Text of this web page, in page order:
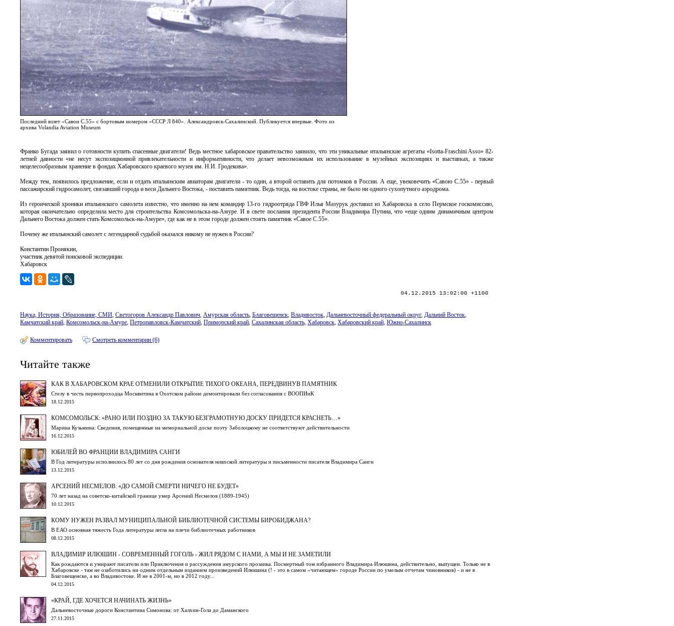
Последний взлет «Савои С.55» с бортовым номером «СССР Л 840». Александровск-Сахалинский. Публикуется впервые. Фото из
архива Volandia Aviation Museum
Франко Бугада заявил о готовности купить спасенные двигатели! Ведь местное хабаровское правительство заявило, что эти уникальные итальянские агрегаты «Isotta-Fraschini Asso» 82-
летней давности «не несут экспозиционной привлекательности и информативности, что делает невозможным их использование в музейных экспозициях и выставках, а также
нецелесообразным хранение в фондах Хабаровского краевого музея им. Н.И. Гродекова».
Между тем, появилось предложение, если и отдать итальянским авиаторам двигатели - то один, а второй оставить для потомков в России. А еще, увековечить «Савою С.55» - первый
пассажирский гидросамолет, связавший города и веси Дальнего Востока, - поставить памятник. Ведь тогда, на востоке страны, не было ни одного сухопутного аэродрома.
Из героической хроники итальянского самолета известно, что именно на нем командир 13-го гидроотряда ГВФ Илья Мазурук доставил из Хабаровска в село Пермское госкомиссию,
которая окончательно определила место для строительства Комсомольска-на-Амуре. И в свете послания президента России Владимира Путина, что «еще одним динамичным центром
Дальнего Востока должен стать Комсомольск-на-Амуре», где как не в этом городе должен стоять памятник «Савое С.55».
Почему же итальянский самолет с легендарной судьбой оказался никому не нужен в России?
Константин Пронякин,
участник девятой поисковой экспедиции.
Хабаровск
04.12.2015 13:02:00 +1100
Наука, История, Образование, СМИ, Светогоров Александр Павлович, Амурская область, Благовещенск, Владивосток, Дальневосточный федеральный округ, Дальний Восток,
Камчатский край, Комсомольск-на-Амуре, Петропавловск-Камчатский, Приморский край, Сахалинская область, Хабаровск, Хабаровский край, Южно-Сахалинск
Комментировать Смотреть комментарии (6)
Читайте также
КАК В ХАБАРОВСКОМ КРАЕ ОТМЕНИЛИ ОТКРЫТИЕ ТИХОГО ОКЕАНА, ПЕРЕДВИНУВ ПАМЯТНИК
Стелу в честь первопроходца Москвитина в Охотском районе демонтировали без согласования с ВООПИиК
18.12.2015
КОМСОМОЛЬСК: «РАНО ИЛИ ПОЗДНО ЗА ТАКУЮ БЕЗГРАМОТНУЮ ДОСКУ ПРИДЕТСЯ КРАСНЕТЬ…»
Марина Кузьмина: Сведения, помещенные на мемориальной доске поэту Заболоцкому не соответствуют действительности
16.12.2015
ЮБИЛЕЙ ВО ФРАНЦИИ ВЛАДИМИРА САНГИ
В Год литературы исполнилось 80 лет со дня рождения основателя нивхской литературы и письменности писателя Владимира Санги
13.12.2015
АРСЕНИЙ НЕСМЕЛОВ: «ДО САМОЙ СМЕРТИ НИЧЕГО НЕ БУДЕТ»
70 лет назад на советско-китайской границе умер Арсений Несмелов (1889-1945)
10.12.2015
КОМУ НУЖЕН РАЗВАЛ МУНИЦИПАЛЬНОЙ БИБЛИОТЕЧНОЙ СИСТЕМЫ БИРОБИДЖАНА?
В ЕАО основная тяжесть Года литературы легла на плечи библиотечных работников
08.12.2015
ВЛАДИМИР ИЛЮШИН - СОВРЕМЕННЫЙ ГОГОЛЬ - ЖИЛ РЯДОМ С НАМИ, А МЫ И НЕ ЗАМЕТИЛИ
Как рождаются и умирают писатели или Приключения и рассуждения амурского прозаика. Посмертный том избранного Владимира Илюшина, действительно, выпущен. Только не в
Хабаровске - там не озаботились ни одним отдельным изданием произведений Илюшина (! - это в самом «читающем» городе России по умелым отчетам чиновников) - и не в
Благовещенске, а во Владивостоке. И не в 2001-м, но в 2012 году...
04.12.2015
«КРАЙ, ГДЕ ХОЧЕТСЯ НАЧИНАТЬ ЖИЗНЬ»
Дальневосточные дороги Константина Симонова: от Халхин-Гола до Даманского
27.11.2015